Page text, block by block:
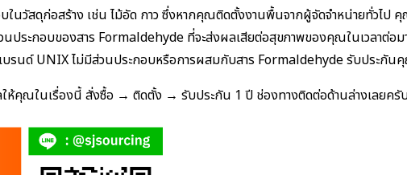
นวัสดุก่อสร้าง เช่น ไม้อัด กาว ซึ่งหากคุณติดตั้งงานพื้นจากผู้จัดจำหน่ายทั่วไป คุ
ระกอบของสาร Formaldehyde ที่จะส่งผลเสียต่อสุขภาพของคุณในเวลาต่อม
บรนด์ UNIX ไม่มีส่วนประกอบหรือการผสมกับสาร Formaldehyde รับประกั
ให้คุณในเรื่องนี้ สั่งซื้อ → ติดตั้ง → รับประกัน 1 ปี ช่องทางติดต่อด้านล่างเลยครั